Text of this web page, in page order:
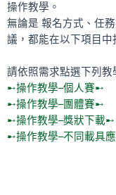
操作教學。
無論是 報名方式、任
議，都能在以下項目中
請依照需求點選下列教
➸操作教學–個人賽➸
➸操作教學–團體賽➸
➸操作教學–獎狀下載➸
➸操作教學–不同載具